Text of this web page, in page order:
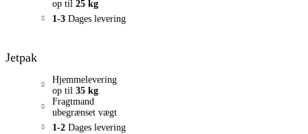
op til 25 kg
1-3 Dages levering
Jetpak
Hjemmelevering
op til 35 kg
Fragtmand
ubegrænset vægt
1-2 Dages levering